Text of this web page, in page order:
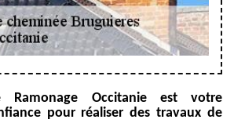
Ramonage Occitanie est votre
pour réaliser des travaux de